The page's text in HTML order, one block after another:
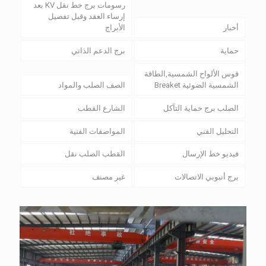
أخبار
رسومات برج خط نقل KV بعد
إرساء العقد وقبل تفصيل
الأبراج
حماية برج الدعم الذاتي
قوس الألواح الشمسية,الطاقة
الشمسية الضوئية Breaket
الصف الصلب والمواد
الصلب برج حماية التآكل الشارع القطب
التحليل الفني المواصفات الفنية
فيديو خط الإرسال القطب الصلب نقل
برج أنبوبي الاتصالات غير مصنف